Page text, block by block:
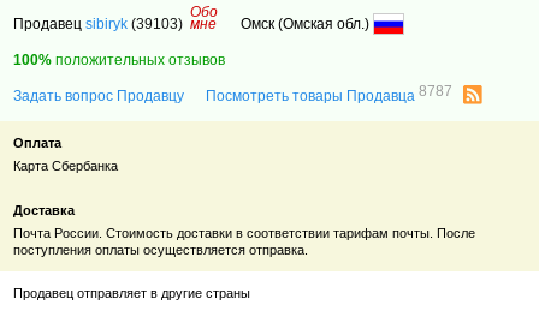
Продавецsibiryk (39103)
Обо
мне Омск (Омская обл.)
100% положительных отзывов
Задать вопрос Продавцу Посмотреть товары Продавца8787
Оплата
Карта Сбербанка
Доставка
Почта России. Стоимость доставки в соответствии тарифам почты. После
поступления оплаты осуществляется отправка.
Продавец отправляет в другие страны